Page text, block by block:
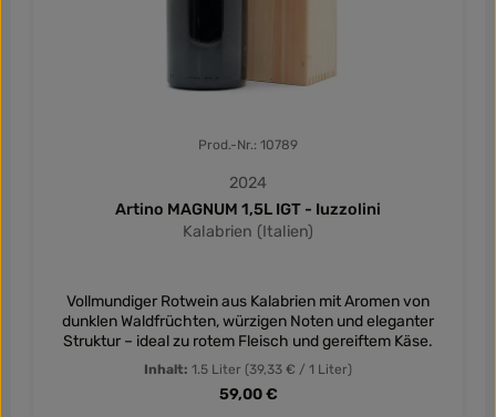
Prod.-Nr.: 10789
2024
Artino MAGNUM 1,5L IGT - Iuzzolini
Kalabrien (Italien)
Vollmundiger Rotwein aus Kalabrien mit Aromen von
dunklen Waldfrüchten, würzigen Noten und eleganter
Struktur – ideal zu rotem Fleisch und gereiftem Käse.
Inhalt: 1.5 Liter (39,33 € / 1 Liter)
Regulärer Preis:
59,00 €